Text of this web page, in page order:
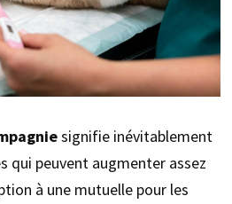
signifie inévitablement
qui peuvent augmenter assez
à une mutuelle pour les